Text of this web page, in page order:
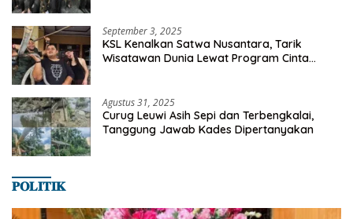
September 3, 2025
KSL Kenalkan Satwa Nusantara, Tarik
Wisatawan Dunia Lewat Program Cinta
Agustus 31, 2025
Curug Leuwi Asih Sepi dan Terbengkalai,
Tanggung Jawab Kades Dipertanyakan
𝐏𝐎𝐋𝐈𝐓𝐈𝐊